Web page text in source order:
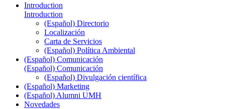
Introduction
Introduction
(Español) Directorio
Localización
Carta de Servicios
(Español) Política Ambiental
(Español) Comunicación
(Español) Comunicación
(Español) Divulgación científica
(Español) Marketing
(Español) Alumni UMH
Novedades